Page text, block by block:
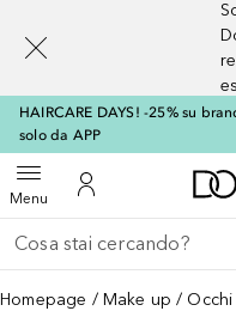
HAIRCARE DAYS! -25% su
solo da APP
MenuApri menuAl Mio Account
Torna indietro
Esegui ricerca
Homepage Make up Occhi